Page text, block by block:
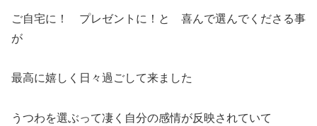
ご自宅に！ プレゼントに！と 喜んで選んでくださる事
が
最高に嬉しく日々過ごして来ました
うつわを選ぶって凄く自分の感情が反映されていて